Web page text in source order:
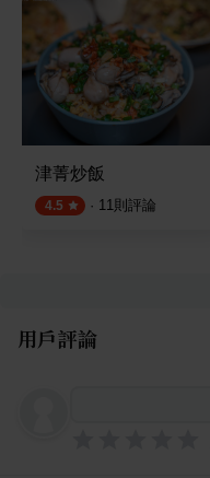
津菁炒飯
4.5 · 11則評論
用戶評論